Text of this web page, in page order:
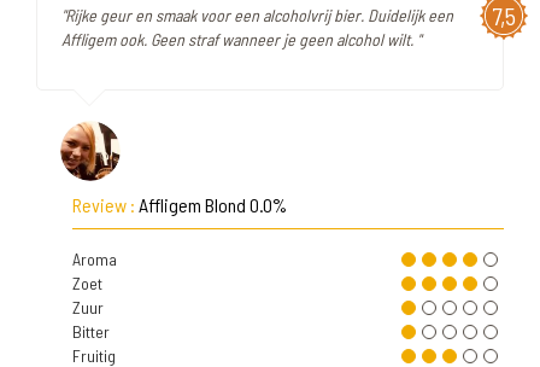
7,5
"Rijke geur en smaak voor een alcoholvrij bier. Duidelijk een
Affligem ook. Geen straf wanneer je geen alcohol wilt. "
Review : Affligem Blond 0.0%
Aroma
Zoet
Zuur
Bitter
Fruitig